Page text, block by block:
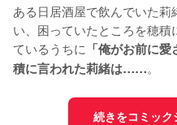
ある日居酒屋で飲んでいた
い、困っていたところを穂
ているうちに 「俺がお前に
積に言われた莉緒は……。
続きをコミッ